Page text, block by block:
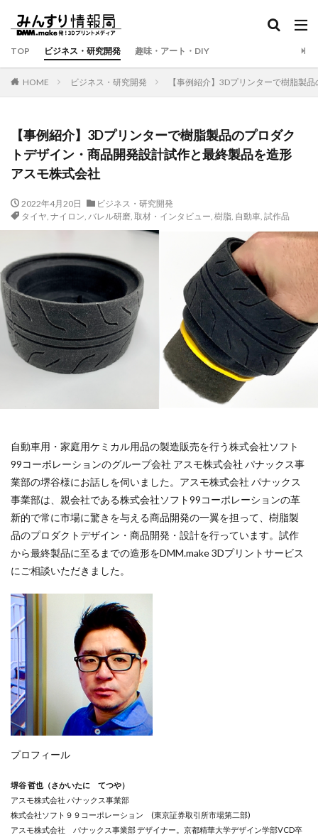
TOP ビジネス・研究開発 趣味・アート・DIY
HOME ビジネス・研究開発 【事例紹介】3Dプリンターで樹脂
【事例紹介】3Dプリンターで樹脂製品のプロダク
トデザイン・商品開発設計試作と最終製品を造形
アスモ株式会社
2022年4月20日
ビジネス・研究開発
タイヤ, ナイロン, バレル研磨, 取材・インタビュー, 樹脂, 自動車, 試作品
自動車用・家庭用ケミカル用品の製造販売を行う株式会社ソフト
99コーポレーションのグループ会社 アスモ株式会社 パナックス事
業部の堺谷様にお話しを伺いました。アスモ株式会社 パナックス
事業部は、親会社である株式会社ソフト99コーポレーションの革
新的で常に市場に驚きを与える商品開発の一翼を担って、樹脂製
品のプロダクトデザイン・商品開発・設計を行っています。試作
から最終製品に至るまでの造形をDMM.make 3Dプリントサービス
にご相談いただきました。
プロフィール
堺谷 哲也（さかいたに てつや）
アスモ株式会社 パナックス事業部
株式会社ソフト９９コーポレーション (東京証券取引所市場第二部)
アスモ株式会社 パナックス事業部 デザイナー。京都精華大学デザイン学部VCD卒